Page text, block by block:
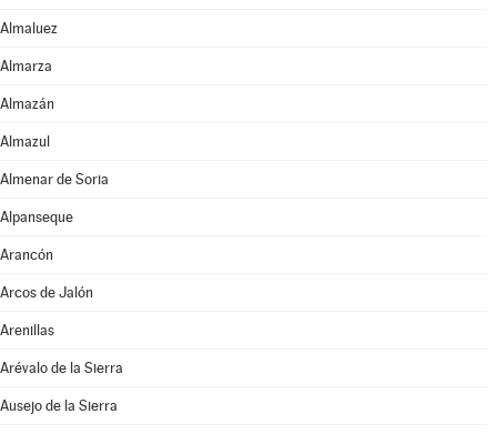
Almaluez
Almarza
Almazán
Almazul
Almenar de Soria
Alpanseque
Arancón
Arcos de Jalón
Arenillas
Arévalo de la Sierra
Ausejo de la Sierra